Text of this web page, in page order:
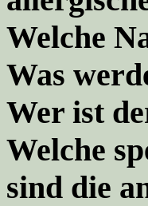
Welche
Was
Wer ist
Welche
sind die